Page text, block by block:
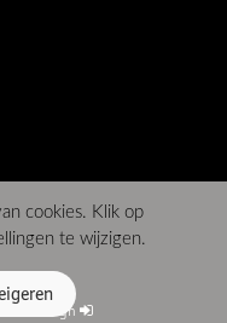
cookies. Klik op
te wijzigen.
Webdesign